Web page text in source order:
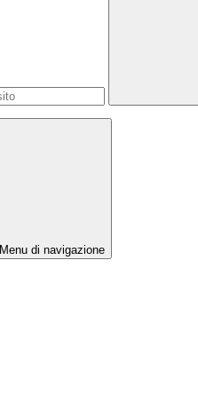
Menu di navigazione